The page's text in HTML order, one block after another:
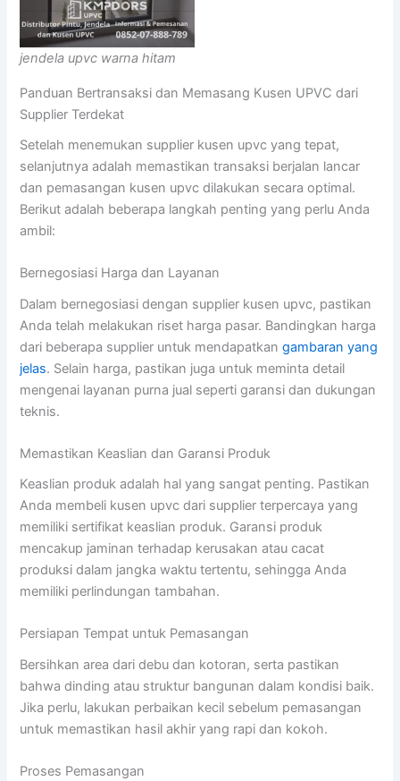
jendela upvc warna hitam
Panduan Bertransaksi dan Memasang Kusen UPVC dari
Supplier Terdekat
Setelah menemukan supplier kusen upvc yang tepat,
selanjutnya adalah memastikan transaksi berjalan lancar
dan pemasangan kusen upvc dilakukan secara optimal.
Berikut adalah beberapa langkah penting yang perlu Anda
ambil:
Bernegosiasi Harga dan Layanan
Dalam bernegosiasi dengan supplier kusen upvc, pastikan
Anda telah melakukan riset harga pasar. Bandingkan harga
dari beberapa supplier untuk mendapatkangambaran yang
jelas. Selain harga, pastikan juga untuk meminta detail
mengenai layanan purna jual seperti garansi dan dukungan
teknis.
Memastikan Keaslian dan Garansi Produk
Keaslian produk adalah hal yang sangat penting. Pastikan
Anda membeli kusen upvc dari supplier terpercaya yang
memiliki sertifikat keaslian produk. Garansi produk
mencakup jaminan terhadap kerusakan atau cacat
produksi dalam jangka waktu tertentu, sehingga Anda
memiliki perlindungan tambahan.
Persiapan Tempat untuk Pemasangan
Bersihkan area dari debu dan kotoran, serta pastikan
bahwa dinding atau struktur bangunan dalam kondisi baik.
Jika perlu, lakukan perbaikan kecil sebelum pemasangan
untuk memastikan hasil akhir yang rapi dan kokoh.
Proses Pemasangan